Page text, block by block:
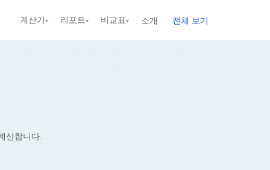
계산기▾ 리포트▾ 비교표▾ 소개 전체 보기
산합니다.